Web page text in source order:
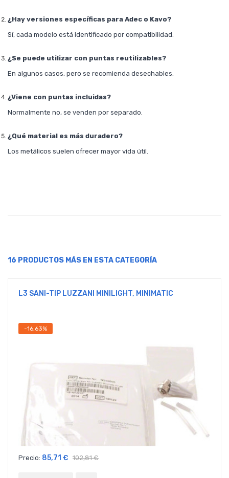
¿Hay versiones específicas para Adec o Kavo?
Sí, cada modelo está identificado por compatibilidad.
¿Se puede utilizar con puntas reutilizables?
En algunos casos, pero se recomienda desechables.
¿Viene con puntas incluidas?
Normalmente no, se venden por separado.
¿Qué material es más duradero?
Los metálicos suelen ofrecer mayor vida útil.
16 PRODUCTOS MÁS EN ESTA CATEGORÍA
L3 SANI-TIP LUZZANI MINILIGHT, MINIMATIC
-16,63%
Precio: 85,71 € 102,81 €